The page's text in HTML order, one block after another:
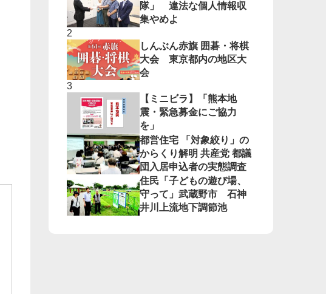
隊」 違法な個人情報収
集やめよ
しんぶん赤旗 囲碁・将棋
大会 東京都内の地区大
会
【ミニビラ】「熊本地
震・緊急募金にご協力
を」
都営住宅 「対象絞り」の
からくり解明 共産党 都議
団入居申込者の実態調査
住民「子どもの遊び場、
守って」武蔵野市 石神
井川上流地下調節池